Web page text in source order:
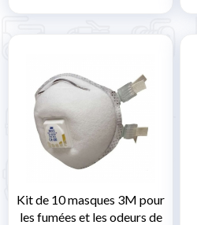
Kit de 10 masques 3M pour
les fumées et les odeurs de